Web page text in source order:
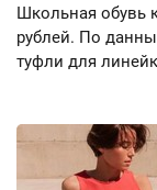
Школьная обувь
рублей. По
туфли для